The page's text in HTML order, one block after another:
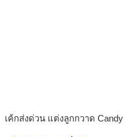
เค้กส่งด่วน แต่งลูกกวาด Candy